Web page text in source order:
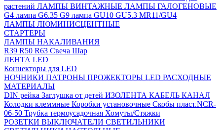
растений ЛАМПЫ ВИНТАЖНЫЕ ЛАМПЫ ГАЛОГЕНОВЫЕ
G4 лампа G6.35 G9 лампа GU10 GU5.3 MR11/GU4
ЛАМПЫ ЛЮМИНИСЦЕНТНЫЕ
СТАРТЕРЫ
ЛАМПЫ НАКАЛИВАНИЯ
R39 R50 R63 Свеча Шар
ЛЕНТА LED
Коннекторы для LED
НОЧНИКИ ПАТРОНЫ ПРОЖЕКТОРЫ LED РАСХОДНЫЕ
МАТЕРИАЛЫ
DIN рейка Заглушка от детей ИЗОЛЕНТА КАБЕЛЬ КАНАЛ
Колодки клеммные Коробки установочные Скобы пласт.NCR-
06-50 Трубка термоусадочная Хомуты/Стяжки
РОЗЕТКИ ВЫКЛЮЧАТЕЛИ СВЕТИЛЬНИКИ